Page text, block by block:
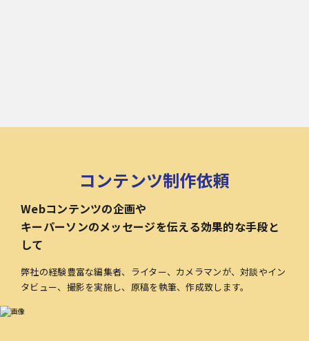
コンテンツ制作依頼
Webコンテンツの企画や
キーパーソンのメッセージを伝える効果的な手段と
して
弊社の経験豊富な編集者、ライター、カメラマンが、対談やイン
タビュー、撮影を実施し、原稿を執筆、作成致します。